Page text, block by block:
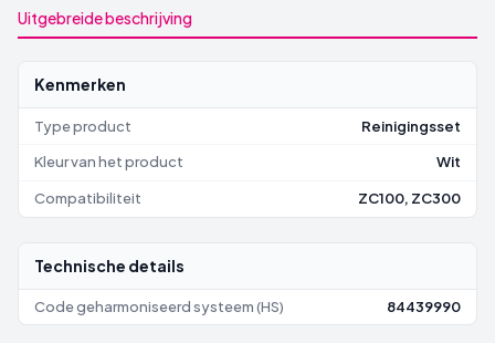
Uitgebreide beschrijving
Kenmerken
Type product Reinigingsset
Kleur van het product Wit
Compatibiliteit ZC100, ZC300
Technische details
Code geharmoniseerd systeem (HS) 84439990